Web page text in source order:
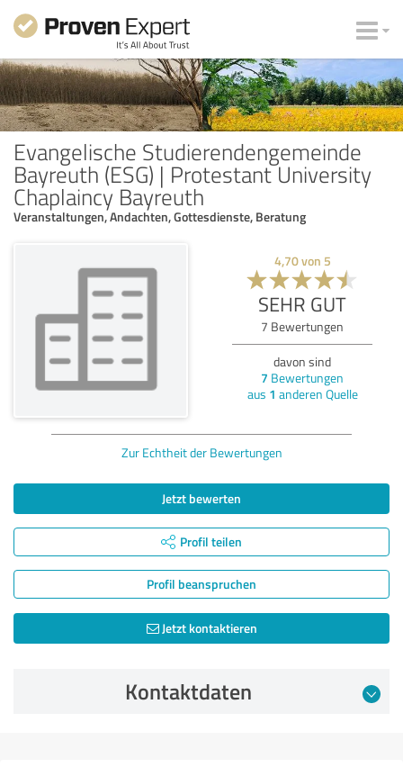
Evangelische Studierendengemeinde
Bayreuth (ESG) | Protestant University
Chaplaincy Bayreuth
Veranstaltungen, Andachten, Gottesdienste, Beratung
4,70von 5
SEHR GUT
7 Bewertungen
davon sind
7 Bewertungen
aus 1 anderen Quelle
Zur Echtheit der Bewertungen
Jetzt bewerten
Profil teilen
Profil beanspruchen
Jetzt kontaktieren
Kontaktdaten